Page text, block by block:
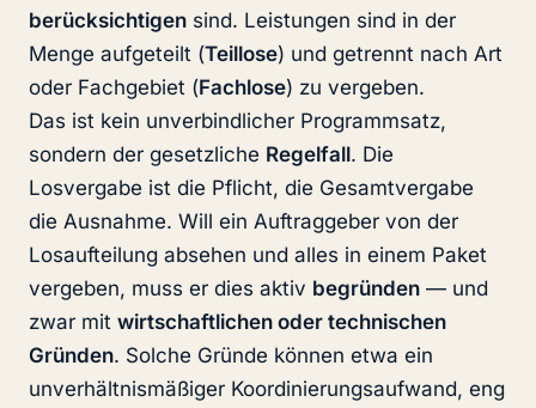
berücksichtigen sind. Leistungen sind in der
Menge aufgeteilt (Teillose) und getrennt nach Art
oder Fachgebiet (Fachlose) zu vergeben.
Das ist kein unverbindlicher Programmsatz,
sondern der gesetzliche Regelfall. Die
Losvergabe ist die Pflicht, die Gesamtvergabe
die Ausnahme. Will ein Auftraggeber von der
Losaufteilung absehen und alles in einem Paket
vergeben, muss er dies aktiv begründen — und
zwar mit wirtschaftlichen oder technischen
Gründen. Solche Gründe können etwa ein
unverhältnismäßiger Koordinierungsaufwand, eng